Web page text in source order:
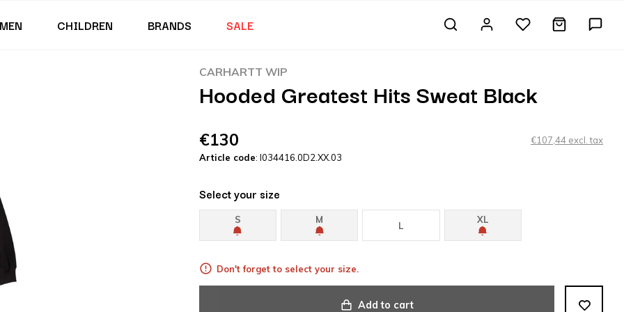
MEN CHILDREN BRANDS SALE
CARHARTT WIP
Hooded Greatest Hits Sweat Black
€130
€107,44 excl. tax
Article code: I034416.0D2.XX.03
Select your size
S M
L
XL
Don't forget to select your size.
Add to cart